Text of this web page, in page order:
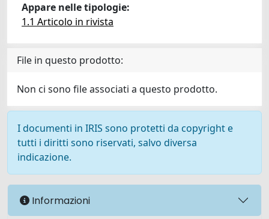
Appare nelle tipologie:
1.1 Articolo in rivista
File in questo prodotto:
Non ci sono file associati a questo prodotto.
I documenti in IRIS sono protetti da copyright e
tutti i diritti sono riservati, salvo diversa
indicazione.
Informazioni